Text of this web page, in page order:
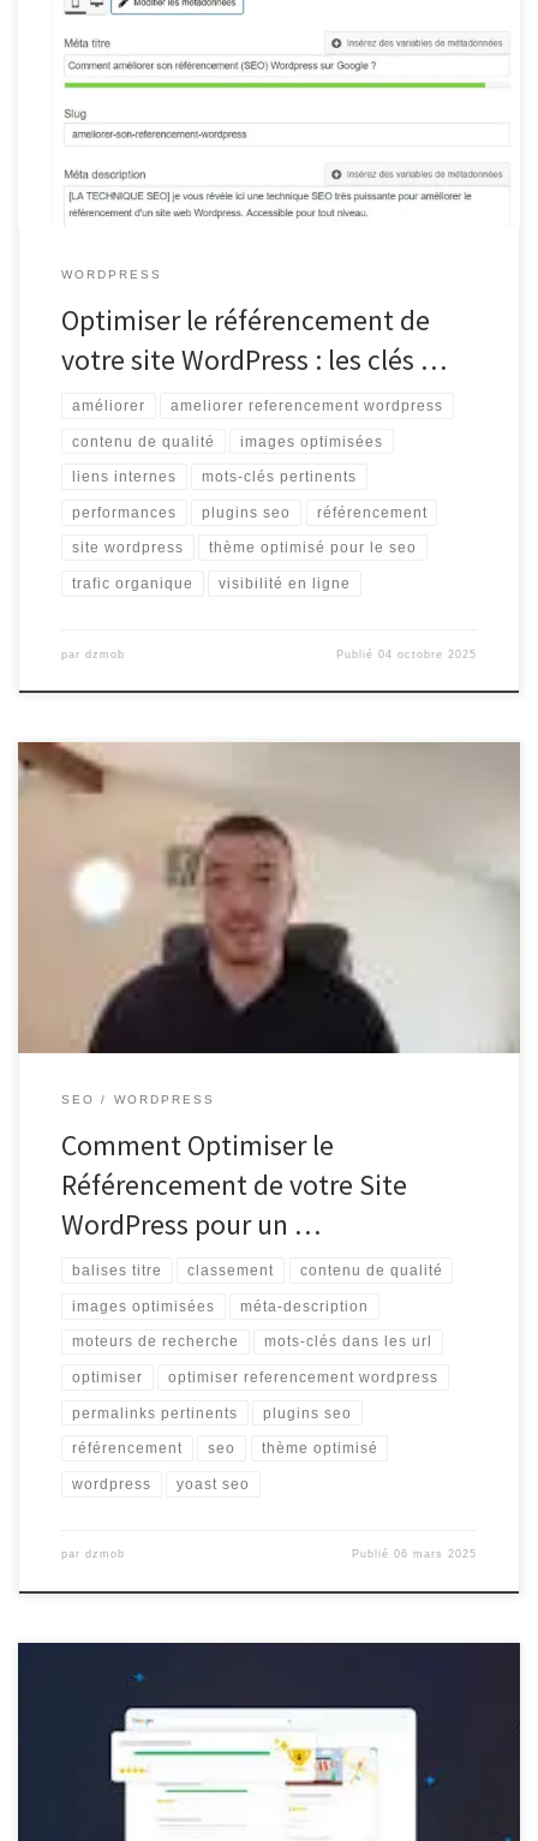
Améliorer le référencement de votre site WordPress Améliorer le
référencement de votre site WordPress Le référencement d’un
site Web est essentiel pour attirer du trafic organique et améliorer
sa visibilité en ligne. Si vous utilisez WordPress comme plateforme
pour votre site, voici quelques conseils pour améliorer son
référencement : Utilisez […]
WORDPRESS
Optimiser le référencement de
votre site WordPress : les clés …
améliorer ameliorer referencement wordpress
contenu de qualité images optimisées
liens internes mots-clés pertinents
performances plugins seo référencement
site wordpress thème optimisé pour le seo
trafic organique visibilité en ligne
par dzmob Publié04 octobre 2025
Optimiser le Référencement WordPress pour un Meilleur
Classement sur les Moteurs de Recherche Le référencement est un
élément crucial pour assurer la visibilité de votre site web sur les
moteurs de recherche tels que Google. Si vous utilisez WordPress
comme plateforme de gestion de contenu, il existe plusieurs
techniques d’optimisation […]
SEO WORDPRESS
Comment Optimiser le
Référencement de votre Site
WordPress pour un …
balises titre classement contenu de qualité
images optimisées méta-description
moteurs de recherche mots-clés dans les url
optimiser optimiser referencement wordpress
permalinks pertinents plugins seo
référencement seo thème optimisé
wordpress yoast seo
par dzmob Publié06 mars 2025
Comment bien référencer son site WordPress Le référencement
d’un site Web est crucial pour accroître sa visibilité en ligne et
attirer un trafic qualifié. Si vous utilisez WordPress comme
plateforme de création de site, voici quelques conseils pour